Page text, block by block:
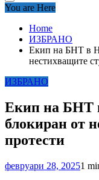
You are Here
Home
ИЗБРАНО
Екип на БНТ в
нестихващите
ИЗБРАНО
Екип на БНТ
блокиран от
протести
февруари 28, 20251